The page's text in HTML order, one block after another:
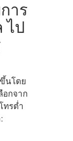
าร
ไป
นโดย
อกจาก
ทรต่ำ